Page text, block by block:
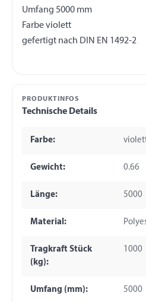
Umfang 5000 mm
Farbe violett
PRODUKTINFOS
Technische Details
Farbe:
Gewicht: 0.66
Länge: 5000
Material:
Tragkraft Stück
(kg):
1000
Umfang (mm): 5000